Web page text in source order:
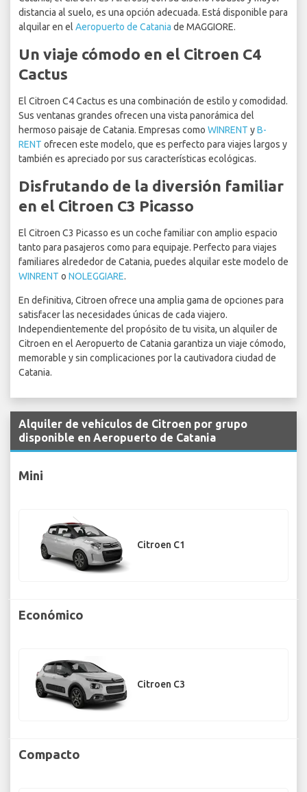
distancia al suelo, es una opción adecuada. Está disponible para
alquilar en el Aeropuerto de Catania de MAGGIORE.
Un viaje cómodo en el Citroen C4
Cactus
El Citroen C4 Cactus es una combinación de estilo y comodidad.
Sus ventanas grandes ofrecen una vista panorámica del
hermoso paisaje de Catania. Empresas como WINRENT yB-
RENT ofrecen este modelo, que es perfecto para viajes largos y
también es apreciado por sus características ecológicas.
Disfrutando de la diversión familiar
en el Citroen C3 Picasso
El Citroen C3 Picasso es un coche familiar con amplio espacio
tanto para pasajeros como para equipaje. Perfecto para viajes
familiares alrededor de Catania, puedes alquilar este modelo de
WINRENT o NOLEGGIARE.
En definitiva, Citroen ofrece una amplia gama de opciones para
satisfacer las necesidades únicas de cada viajero.
Independientemente del propósito de tu visita, un alquiler de
Citroen en el Aeropuerto de Catania garantiza un viaje cómodo,
memorable y sin complicaciones por la cautivadora ciudad de
Catania.
Alquiler de vehículos de Citroen por grupo
disponible en Aeropuerto de Catania
Mini
Citroen C1
Económico
Citroen C3
Compacto